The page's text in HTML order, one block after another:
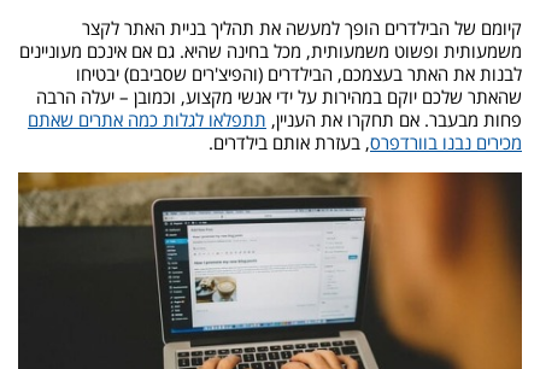
קיומם של הבילדרים הופך למעשה את תהליך בניית האתר לקצר
משמעותית ופשוט משמעותית, מכל בחינה שהיא. גם אם אינכם מעוניינים
לבנות את האתר בעצמכם, הבילדרים (והפיצ'רים שסביבם) יבטיחו
שהאתר שלכם יוקם במהירות על ידי אנשי מקצוע, וכמובן – יעלה הרבה
פחות מבעבר. אם תחקרו את העניין, תתפלאו לגלות כמה אתרים שאתם
מכירים נבנו בוורדפרס, בעזרת אותם בילדרים.